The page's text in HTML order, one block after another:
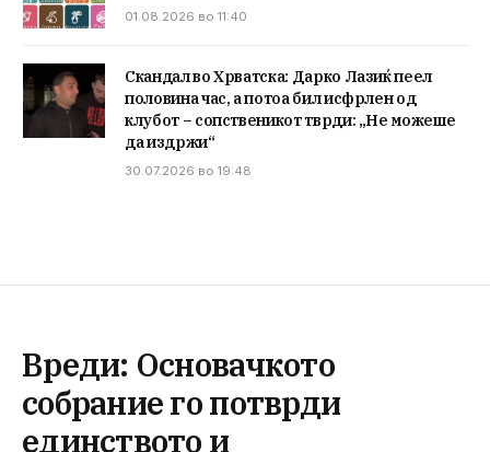
01.08.2026 во 11:40
Скандал во Хрватска: Дарко Лазиќ пеел
половина час, а потоа бил исфрлен од
клубот – сопственикот тврди: „Не можеше
да издржи“
30.07.2026 во 19:48
Вреди: Основачкото
собрание го потврди
единството и